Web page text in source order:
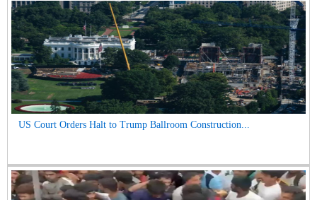
US Court Orders Halt to Trump Ballroom Construction...